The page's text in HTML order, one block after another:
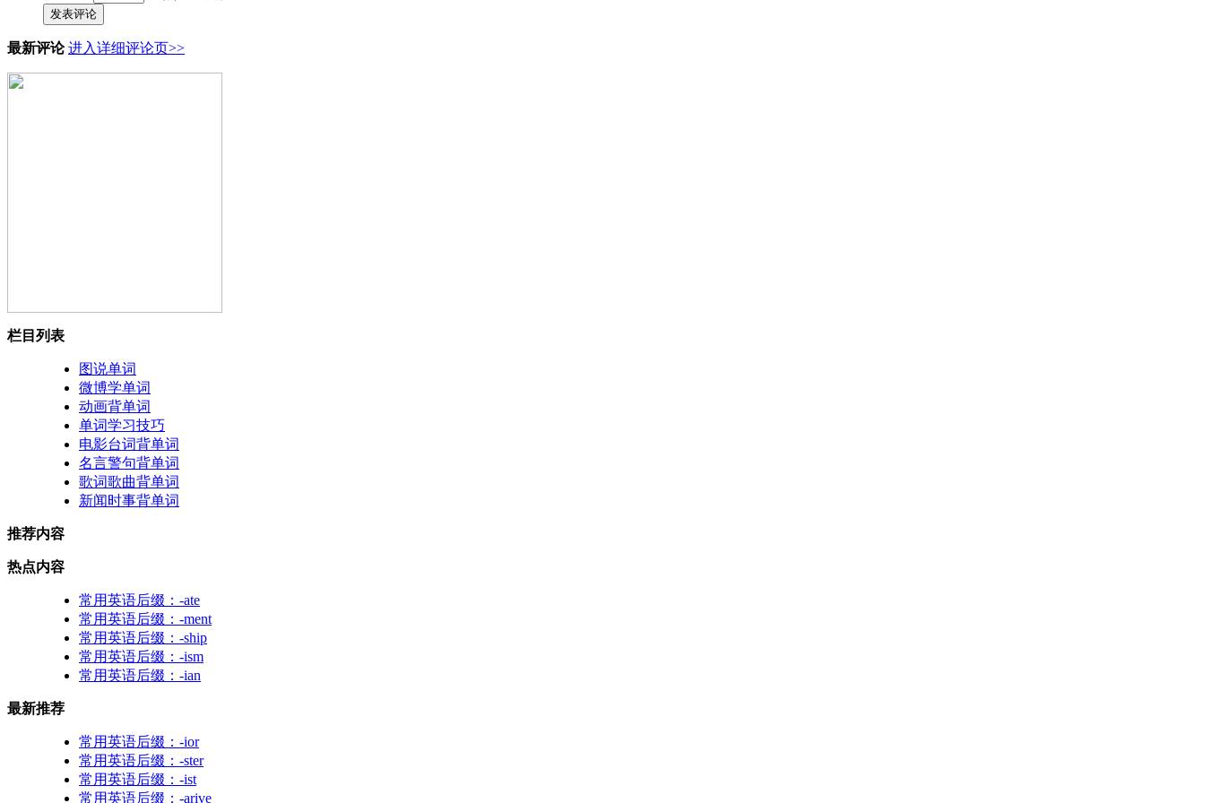
发表评论
最新评论 进入详细评论页>>
栏目列表
图说单词
微博学单词
动画背单词
单词学习技巧
电影台词背单词
名言警句背单词
歌词歌曲背单词
新闻时事背单词
推荐内容
热点内容
常用英语后缀：-ate
常用英语后缀：-ment
常用英语后缀：-ship
常用英语后缀：-ism
常用英语后缀：-ian
最新推荐
常用英语后缀：-ior
常用英语后缀：-ster
常用英语后缀：-ist
常用英语后缀：-arive